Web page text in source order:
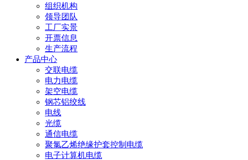
组织机构
领导团队
工厂实景
开票信息
生产流程
产品中心
交联电缆
电力电缆
架空电缆
钢芯铝绞线
电线
光缆
通信电缆
聚氯乙烯绝缘护套控制电缆
电子计算机电缆